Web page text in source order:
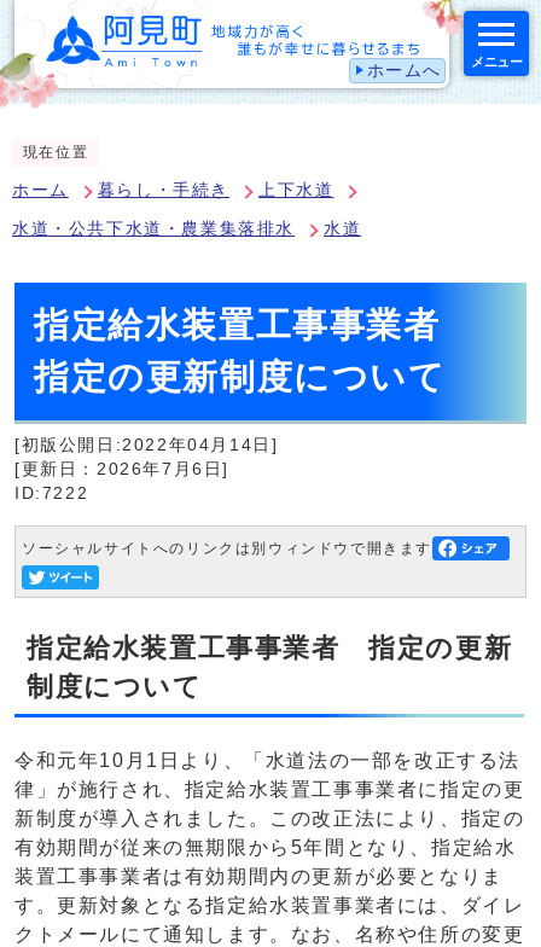
ホームへ メニュー
現在位置
ホーム 暮らし・手続き 上下水道
水道・公共下水道・農業集落排水 水道
指定給水装置工事事業者
指定の更新制度について
[初版公開日:2022年04月14日]
[更新日：2026年7月6日]
ID:7222
ソーシャルサイトへのリンクは別ウィンドウで開きます
指定給水装置工事事業者 指定の更新
制度について
令和元年10月1日より、「水道法の一部を改正する法
律」が施行され、指定給水装置工事事業者に指定の更
新制度が導入されました。この改正法により、指定の
有効期間が従来の無期限から5年間となり、指定給水
装置工事事業者は有効期間内の更新が必要となりま
す。更新対象となる指定給水装置事業者には、ダイレ
クトメールにて通知します。なお、名称や住所の変更